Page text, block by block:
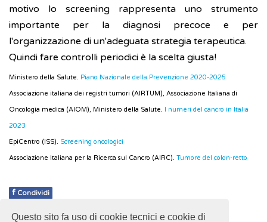
Questo sito fa uso di cookie tecnici e cookie di
motivo lo screening rappresenta uno strumento
importante per la diagnosi precoce e per
l'organizzazione di un'adeguata strategia terapeutica.
Quindi fare controlli periodici è la scelta giusta!
Ministero della Salute. Piano Nazionale della Prevenzione 2020-2025
Associazione italiana dei registri tumori (AIRTUM), Associazione Italiana di
Oncologia medica (AIOM), Ministero della Salute. I numeri del cancro in Italia
2023
EpiCentro (ISS). Screening oncologici
Associazione Italiana per la Ricerca sul Cancro (AIRC). Tumore del colon-retto
f Condividi